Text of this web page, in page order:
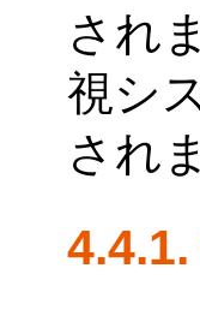
され
視シ
され